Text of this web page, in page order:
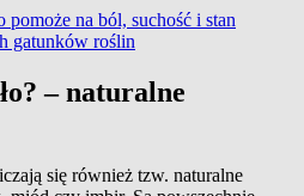
pomoże na ból, suchość i stan
gatunków roślin
– naturalne
się również tzw. naturalne